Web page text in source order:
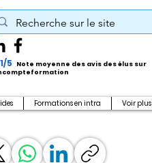
5
Note moyenne des avis des élus sur
Formations en intra Voir plus